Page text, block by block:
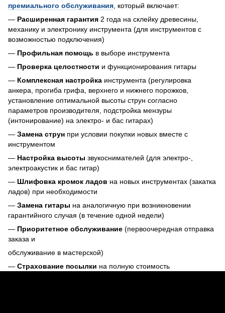
премиального обслуживания , который включает:
— Расширенная гарантия 2 года на склейку древесины,
механику и электронику инструмента (для инструментов с
возможностью подключения)
— Профильная помощь в выборе инструмента
— Проверка целостности и функционирования гитары
— Комплексная настройка инструмента (регулировка
анкера, прогиба грифа, верхнего и нижнего порожков,
установление оптимальной высоты струн согласно
параметров производителя, подстройка мензуры
(интонирование) на электро- и бас гитарах)
— Замена струн при условии покупки новых вместе с
инструментом
— Настройка высоты звукоснимателей (для электро-,
электроакустик и бас гитар)
— Шлифовка кромок ладов на новых инструментах (закатка
ладов) при необходимости
— Замена гитары на аналогичную при возникновении
гарантийного случая (в течение одной недели)
— Приоритетное обслуживание (первоочередная отправка
заказа и
обслуживание в мастерской)
— Страхование посылки на полную стоимость